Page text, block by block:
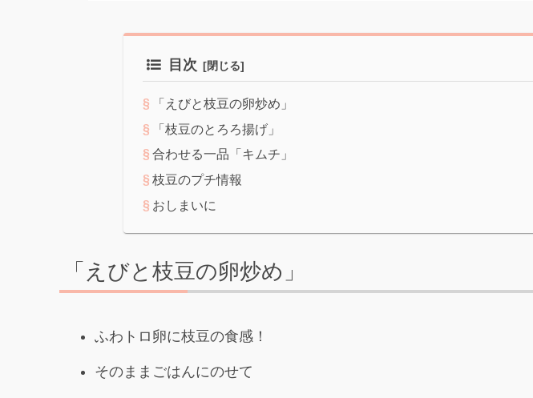
目次
「えびと枝豆の卵炒め」
「枝豆のとろろ揚げ」
合わせる一品「キムチ」
枝豆のプチ情報
おしまいに
「えびと枝豆の卵炒め」
ふわトロ卵に枝豆の食感！
そのままごはんにのせて